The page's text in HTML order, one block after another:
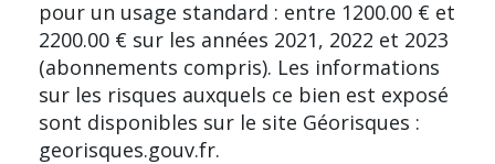
pour un usage standard : entre 1200.00 € et
2200.00 € sur les années 2021, 2022 et 2023
(abonnements compris). Les informations
sur les risques auxquels ce bien est exposé
sont disponibles sur le site Géorisques :
georisques.gouv.fr.